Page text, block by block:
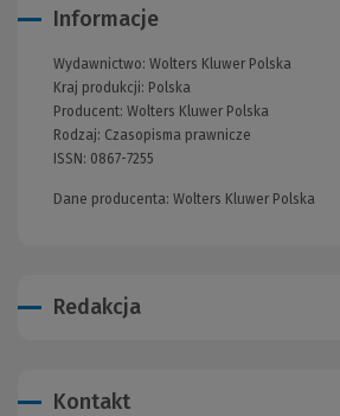
Informacje
Wydawnictwo: Wolters Kluwer Polska
Kraj produkcji: Polska
Producent: Wolters Kluwer Polska
Rodzaj: Czasopisma prawnicze
ISSN: 0867-7255
Dane producenta: Wolters Kluwer Polska
Redakcja
Kontakt